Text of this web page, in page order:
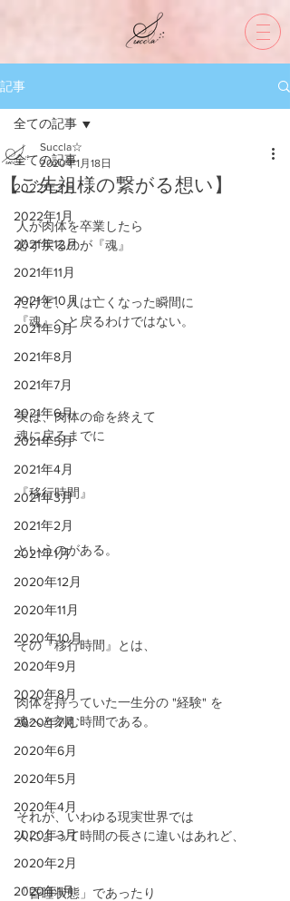
記事
全ての記事
2022年2月
2022年1月
2021年12月
2021年11月
2021年10月
2021年9月
2021年8月
2021年7月
2021年6月
2021年5月
2021年4月
2021年3月
2021年2月
2021年1月
2020年12月
2020年11月
2020年10月
2020年9月
2020年8月
2020年7月
2020年6月
2020年5月
2020年4月
2020年3月
2020年2月
2020年1月
全ての記事
【ご先祖様の繋がる想い】
Succla☆
2020年1月18日
人が肉体を卒業したら
必ず戻るのが『魂』
だけど、人は亡くなった瞬間に
『魂』へと戻るわけではない。
実は、肉体の命を終えて
魂に戻るまでに
『移行時間』
というのがある。
その『移行時間』とは、
肉体を持っていた一生分の "経験" を
魂へと刻む時間である。
それが、いわゆる現実世界では
人によって時間の長さに違いはあれど、
「昏睡状態」であったり